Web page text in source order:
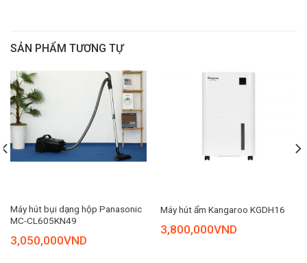
SẢN PHẨM TƯƠNG TỰ
Máy hút bụi dạng hộp Panasonic
MC-CL605KN49
3,050,000VND
Máy hút ẩm Kangaroo KGDH16
3,800,000VND